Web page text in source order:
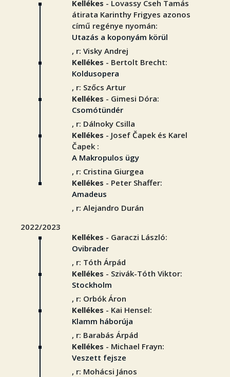
Kellékes - Lovassy Cseh Tamás
átirata Karinthy Frigyes azonos
című regénye nyomán:
Utazás a koponyám körül
, r: Visky Andrej
Kellékes - Bertolt Brecht:
Koldusopera
, r: Szőcs Artur
Kellékes - Gimesi Dóra:
Csomótündér
, r: Dálnoky Csilla
Kellékes - Josef Čapek és Karel
Čapek :
A Makropulos ügy
, r: Cristina Giurgea
Kellékes - Peter Shaffer:
Amadeus
, r: Alejandro Durán
2022/2023
Kellékes - Garaczi László:
Ovibrader
, r: Tóth Árpád
Kellékes - Szivák-Tóth Viktor:
Stockholm
, r: Orbók Áron
Kellékes - Kai Hensel:
Klamm háborúja
, r: Barabás Árpád
Kellékes - Michael Frayn:
Veszett fejsze
, r: Mohácsi János